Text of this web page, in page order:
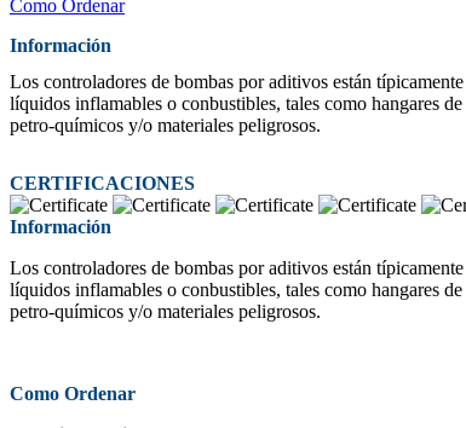
Como Ordenar
Información
Los controladores de bombas por aditivos están
líquidos inflamables o conbustibles, tales como hangares
petro-químicos y/o materiales peligrosos.
CERTIFICACIONES
Información
Los controladores de bombas por aditivos están
líquidos inflamables o conbustibles, tales como hangares
petro-químicos y/o materiales peligrosos.
Como Ordenar